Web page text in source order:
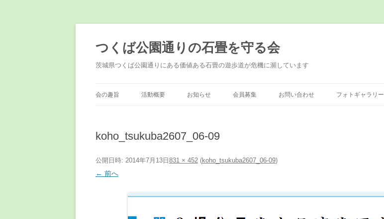
ン
ツ
へ
ス
つくば公園通りの石畳を守る会
茨城県つくば公園通りにある価値ある石畳の遊歩道が危機に瀕しています
会の趣旨 活動概要 お知らせ 会員募集 お問い合わせ フォトギャラリー
koho_tsukuba2607_06-09
公開日時: 2014年7月13日 831 × 452 (koho_tsukuba2607_06-09)
← 前へ